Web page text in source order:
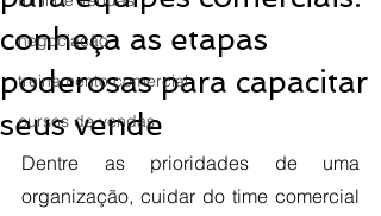
negociação
treinamento comercial
cursos de vendas
conheça as etapas
poderosas para capacitar
seus vende
Dentre as prioridades de uma
organização, cuidar do time comercial